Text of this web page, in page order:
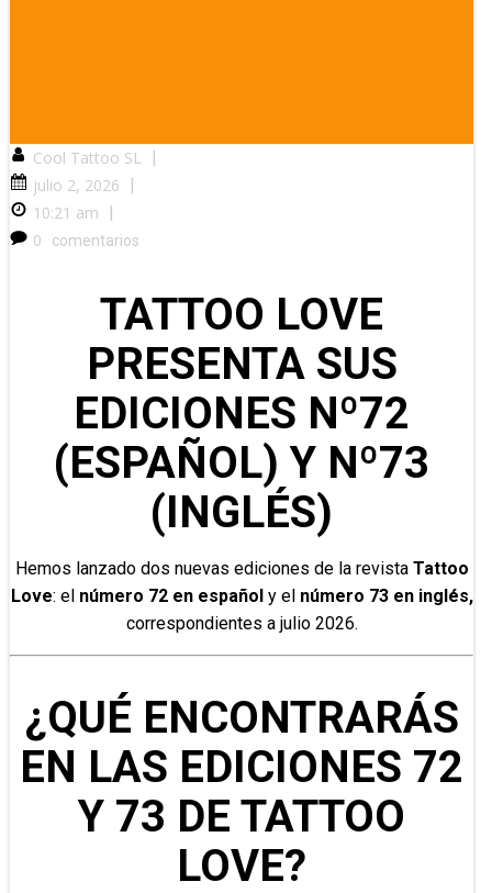
Cool Tattoo SL
|
julio 2, 2026
|
10:21 am
|
0
comentarios
TATTOO LOVE
PRESENTA SUS
EDICIONES Nº72
(ESPAÑOL) Y Nº73
(INGLÉS)
Hemos lanzado dos nuevas ediciones de la revista Tattoo
Love: el número 72 en españoly el número 73 en inglés,
correspondientes a julio 2026.
¿QUÉ ENCONTRARÁS
EN LAS EDICIONES 72
Y 73 DE TATTOO
LOVE?